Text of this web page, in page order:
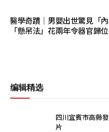
醫學奇蹟｜男嬰出世驚見「
「懸吊法」花兩年令器官歸位
编辑精选
四川宜賓市高縣
片